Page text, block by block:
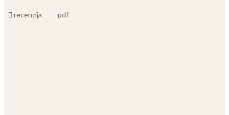
recenzija pdf